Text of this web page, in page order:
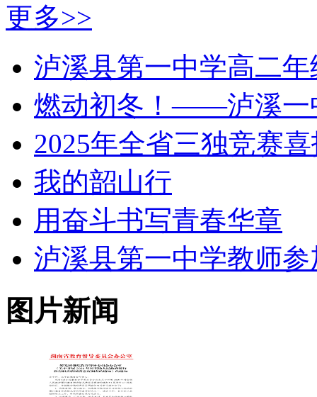
更多>>
泸溪县第一中学高二
燃动初冬！——泸溪
2025年全省三独竞赛
我的韶山行
用奋斗书写青春华章
泸溪县第一中学教师
图片新闻